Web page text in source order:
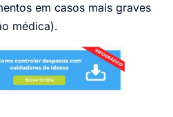
em casos mais graves
médica).